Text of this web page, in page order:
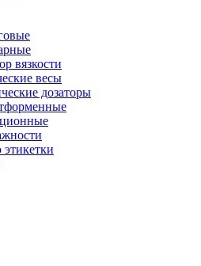
вязкости
весы
дозаторы